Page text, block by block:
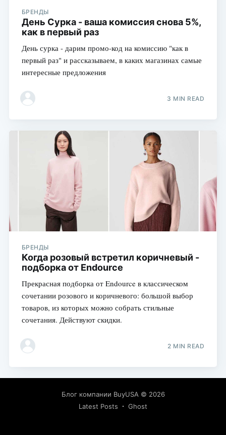
БРЕНДЫ
День Сурка - ваша комиссия снова 5%,
как в первый раз
День сурка - дарим промо-код на комиссию "как в
первый раз" и рассказываем, в каких магазинах самые
интересные предложения
3 MIN READ
БРЕНДЫ
Когда розовый встретил коричневый -
подборка от Endource
Прекрасная подборка от Endource в классическом
сочетании розового и коричневого: большой выбор
товаров, из которых можно собрать стильные
сочетания. Действуют скидки.
2 MIN READ
Блог компании BuyUSA © 2026
Latest Posts
Ghost